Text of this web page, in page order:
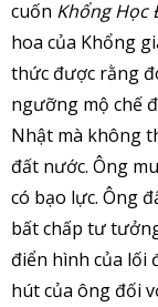
cuốn Khổng Học
hoa của Khổng
thức được rằng
ngưỡng mộ chế
Nhật mà không
đất nước. Ông
có bạo lực. Ông
bất chấp tư
điển hình của lối
hút của ông đối